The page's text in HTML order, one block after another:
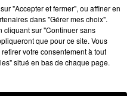
DU 29/04/2025 À
"Accepter et fermer", ou affiner en
dans "Gérer mes choix".
cliquant sur "Continuer sans
que pour ce site. Vous
votre consentement à tout
situé en bas de chaque page.